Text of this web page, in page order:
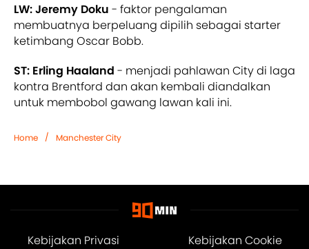
LW: Jeremy Doku - faktor pengalaman
membuatnya berpeluang dipilih sebagai starter
ketimbang Oscar Bobb.
ST: Erling Haaland - menjadi pahlawan City di laga
kontra Brentford dan akan kembali diandalkan
untuk membobol gawang lawan kali ini.
Home / Manchester City
Kebijakan Privasi
Kebijakan Cookie